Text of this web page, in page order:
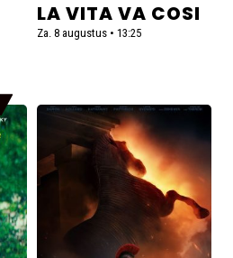
LA VITA VA COSI
Za. 8 augustus • 13:25
Lees
over
The
Odyssey